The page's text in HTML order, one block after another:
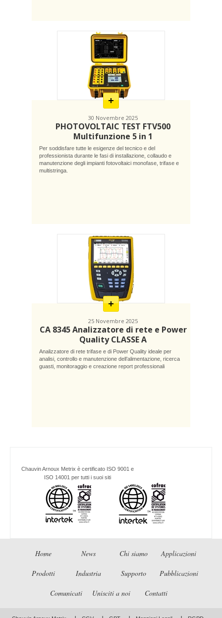
En
savoir
plus
30 Novembre 2025
PHOTOVOLTAIC TEST FTV500
Multifunzione 5 in 1
Per soddisfare tutte le esigenze del tecnico e del
professionista durante le fasi di installazione, collaudo e
manutenzione degli impianti fotovoltaici monofase, trifase e
multistringa.
En
savoir
plus
25 Novembre 2025
CA 8345 Analizzatore di rete e Power
Quality CLASSE A
Analizzatore di rete trifase e di Power Quality ideale per
analisi, controllo e manutenzione dell’alimentazione, ricerca
guasti, monitoraggio e creazione report professionali
Chauvin Arnoux Metrix è certificato ISO 9001 e
ISO 14001 per tutti i suoi siti
Home News Chi siamo Applicazioni
Prodotti Industria Supporto Pubblicazioni
Comunicati Unisciti a noi Contatti